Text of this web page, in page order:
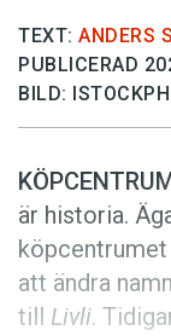
Press
TEXT: ANDERS
PUBLICERAD
BILD:
är historia.
att ändra
till Livli.